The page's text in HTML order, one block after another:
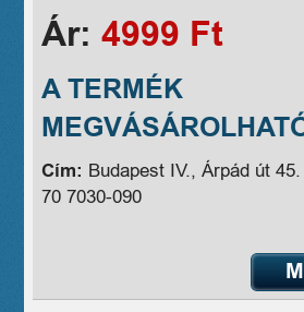
Ár:4999 Ft
A TERMÉK
Cím: Budapest IV., Árpád út
70 7030-090